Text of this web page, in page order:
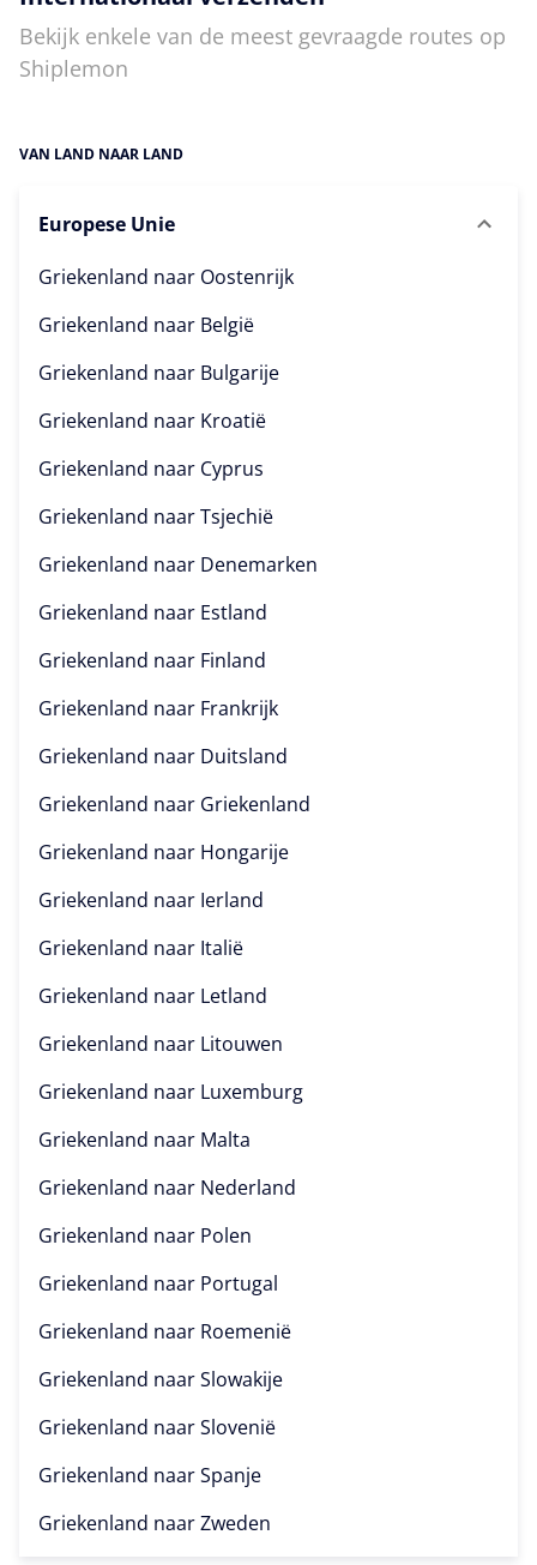
Bekijk enkele van de meest gevraagde routes op
Shiplemon
VAN LAND NAAR LAND
Europese Unie
Griekenland naar Oostenrijk
Griekenland naar België
Griekenland naar Bulgarije
Griekenland naar Kroatië
Griekenland naar Cyprus
Griekenland naarTsjechië
Griekenland naar Denemarken
Griekenland naar Estland
Griekenland naar Finland
Griekenland naar Frankrijk
Griekenland naar Duitsland
Griekenland naar Griekenland
Griekenland naar Hongarije
Griekenland naar Ierland
Griekenland naar Italië
Griekenland naar Letland
Griekenland naar Litouwen
Griekenland naar Luxemburg
Griekenland naar Malta
Griekenland naar Nederland
Griekenland naar Polen
Griekenland naar Portugal
Griekenland naar Roemenië
Griekenland naarSlowakije
Griekenland naarSlovenië
Griekenland naarSpanje
Griekenland naarZweden